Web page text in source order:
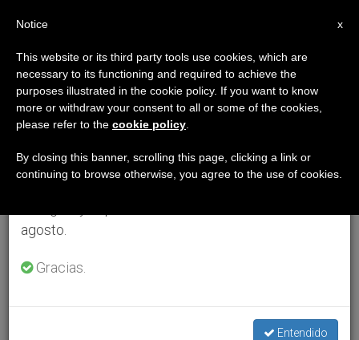
×
Aviso importante
Del 27 de julio al 7 de agosto haremos la pausa
anual, aprovechando que en el periodo de verano
se generan menos informaciones y también el
agosto.
Gracias.
Entendido
x
Notice
This website or its third party tools use cookies, which are
necessary to its functioning and required to achieve the
purposes illustrated in the cookie policy. If you want to know
more or withdraw your consent to all or some of the cookies,
please refer to the cookie policy
By closing this banner, scrolling this page, clicking a link or
continuing to browse otherwise, you agree to the use of cookies.